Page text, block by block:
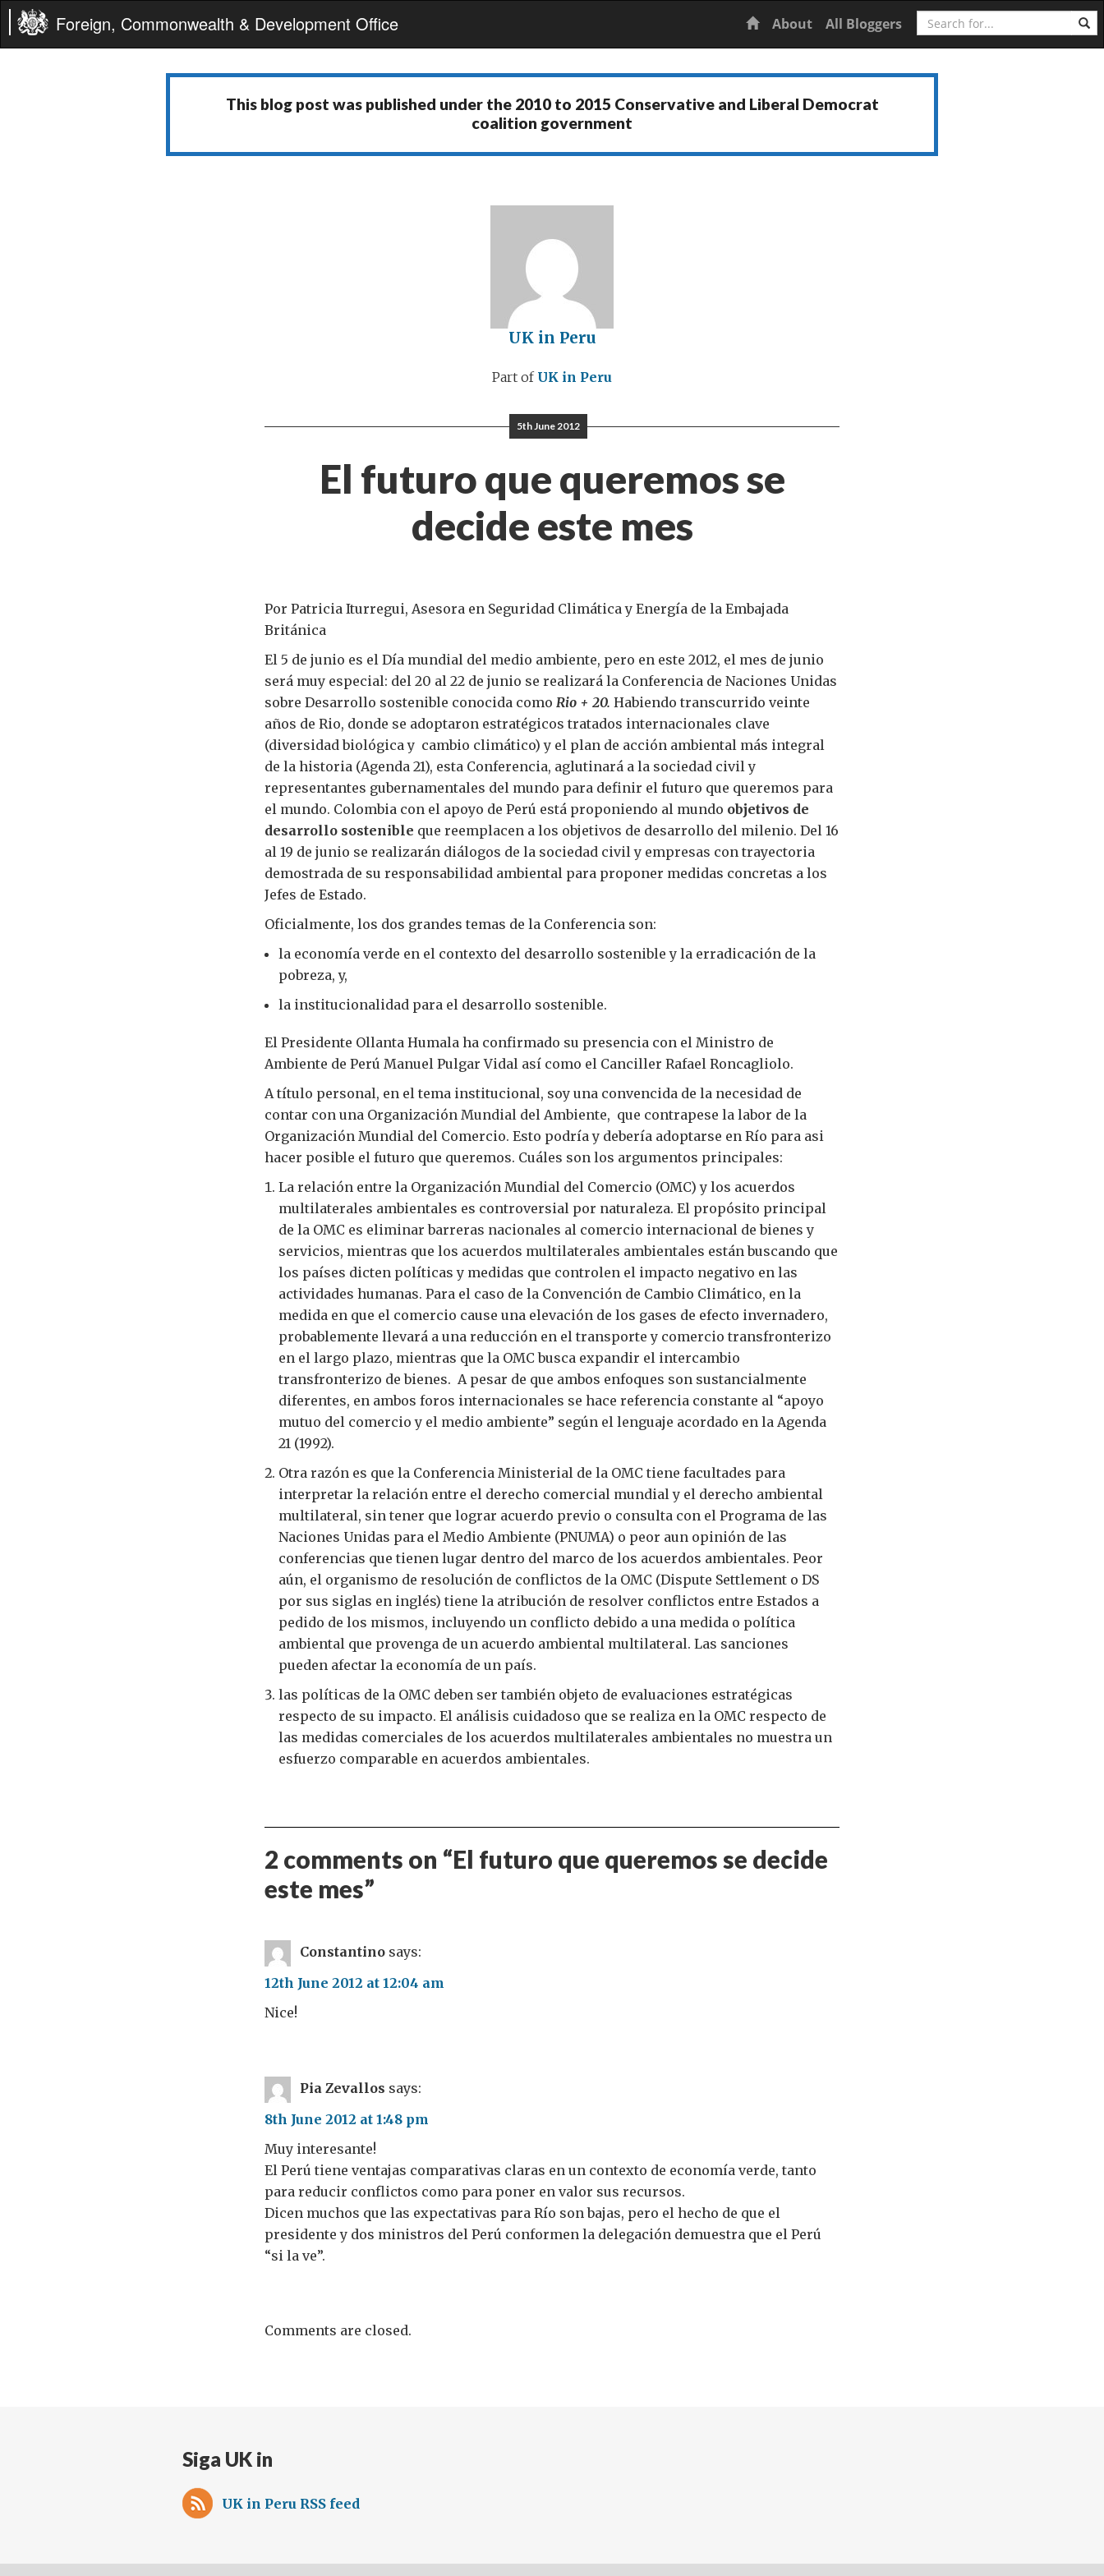
Foreign, Commonwealth & Development Office Home
About All Bloggers Search
This blog post was published under the 2010 to 2015 Conservative and Liberal Democrat
coalition government
UK in Peru
Part of UK in Peru
5th June 2012
El futuro que queremos se
decide este mes
Por Patricia Iturregui, Asesora en Seguridad Climática y Energía de la Embajada
Británica
El 5 de junio es el Día mundial del medio ambiente, pero en este 2012, el mes de junio
será muy especial: del 20 al 22 de junio se realizará la Conferencia de Naciones Unidas
sobre Desarrollo sostenible conocida como Rio + 20. Habiendo transcurrido veinte
años de Rio, donde se adoptaron estratégicos tratados internacionales clave
(diversidad biológica y cambio climático) y el plan de acción ambiental más integral
de la historia (Agenda 21), esta Conferencia, aglutinará a la sociedad civil y
representantes gubernamentales del mundo para definir el futuro que queremos para
el mundo. Colombia con el apoyo de Perú está proponiendo al mundo objetivos de
desarrollo sostenible que reemplacen a los objetivos de desarrollo del milenio. Del 16
al 19 de junio se realizarán diálogos de la sociedad civil y empresas con trayectoria
demostrada de su responsabilidad ambiental para proponer medidas concretas a los
Jefes de Estado.
Oficialmente, los dos grandes temas de la Conferencia son:
la economía verde en el contexto del desarrollo sostenible y la erradicación de la
pobreza, y,
la institucionalidad para el desarrollo sostenible.
El Presidente Ollanta Humala ha confirmado su presencia con el Ministro de
Ambiente de Perú Manuel Pulgar Vidal así como el Canciller Rafael Roncagliolo.
A título personal, en el tema institucional, soy una convencida de la necesidad de
contar con una Organización Mundial del Ambiente, que contrapese la labor de la
Organización Mundial del Comercio. Esto podría y debería adoptarse en Río para asi
hacer posible el futuro que queremos. Cuáles son los argumentos principales:
La relación entre la Organización Mundial del Comercio (OMC) y los acuerdos
multilaterales ambientales es controversial por naturaleza. El propósito principal
de la OMC es eliminar barreras nacionales al comercio internacional de bienes y
servicios, mientras que los acuerdos multilaterales ambientales están buscando que
los países dicten políticas y medidas que controlen el impacto negativo en las
actividades humanas. Para el caso de la Convención de Cambio Climático, en la
medida en que el comercio cause una elevación de los gases de efecto invernadero,
probablemente llevará a una reducción en el transporte y comercio transfronterizo
en el largo plazo, mientras que la OMC busca expandir el intercambio
transfronterizo de bienes. A pesar de que ambos enfoques son sustancialmente
diferentes, en ambos foros internacionales se hace referencia constante al “apoyo
mutuo del comercio y el medio ambiente” según el lenguaje acordado en la Agenda
21 (1992).
Otra razón es que la Conferencia Ministerial de la OMC tiene facultades para
interpretar la relación entre el derecho comercial mundial y el derecho ambiental
multilateral, sin tener que lograr acuerdo previo o consulta con el Programa de las
Naciones Unidas para el Medio Ambiente (PNUMA) o peor aun opinión de las
conferencias que tienen lugar dentro del marco de los acuerdos ambientales. Peor
aún, el organismo de resolución de conflictos de la OMC (Dispute Settlement o DS
por sus siglas en inglés) tiene la atribución de resolver conflictos entre Estados a
pedido de los mismos, incluyendo un conflicto debido a una medida o política
ambiental que provenga de un acuerdo ambiental multilateral. Las sanciones
pueden afectar la economía de un país.
las políticas de la OMC deben ser también objeto de evaluaciones estratégicas
respecto de su impacto. El análisis cuidadoso que se realiza en la OMC respecto de
las medidas comerciales de los acuerdos multilaterales ambientales no muestra un
esfuerzo comparable en acuerdos ambientales.
2 comments on “El futuro que queremos se decide
este mes”
Constantino says:
12th June 2012 at 12:04 am
Nice!
Pia Zevallos says:
8th June 2012 at 1:48 pm
Muy interesante!
El Perú tiene ventajas comparativas claras en un contexto de economía verde, tanto
para reducir conflictos como para poner en valor sus recursos.
Dicen muchos que las expectativas para Río son bajas, pero el hecho de que el
presidente y dos ministros del Perú conformen la delegación demuestra que el Perú
“si la ve”.
Comments are closed.
Siga UK in
UK in Peru RSS feed